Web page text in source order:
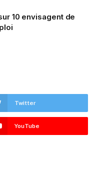
10 envisagent de
Twitter
YouTube